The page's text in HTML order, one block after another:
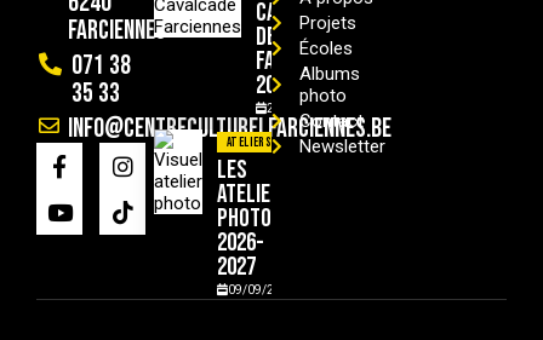
Farciennes
071 38
35 33
info@centreculturelfarciennes.be
Cavalcade
de
Farciennes
2026
29/08/2026
Ateliers
Les
ateliers
photo
2026-
2027
09/09/2026
Projets
Écoles
Albums
photo
Contact
Newsletter